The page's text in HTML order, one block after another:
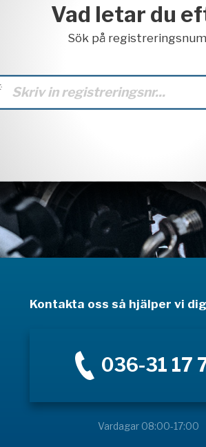
Vad letar du
Sök på
Kontakta oss så hjälper vi
036-31 17
Vardagar 08:00-17:00